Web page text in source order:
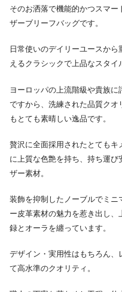
そのお洒落で機能的かつスマ
ザーブリーフバッグです。
日常使いのデイリーユースか
えるクラシックで上品なスタイ
ヨーロッパの上流階級や貴族
ですから、洗練された品質ク
もとても素晴しい逸品です。
贅沢に全面採用されたとてもキ
に上質な色艶を持ち、持ち運
ザー素材。
装飾を抑制したノーブルでミ
ー皮革素材の魅力を惹き出し
録とオーラを纏っています。
デザイン・実用性はもちろん
て高水準のクオリティ。